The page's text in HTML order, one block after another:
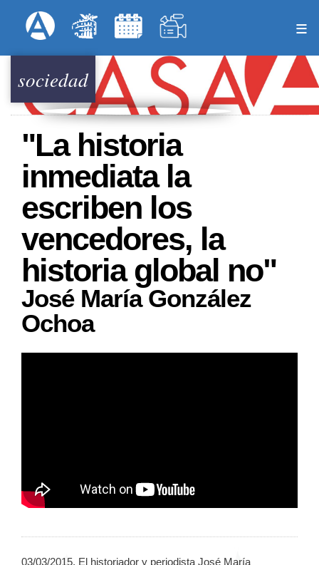
al
principal
Menú Superior
sociedad
"La historia
inmediata la
escriben los
vencedores, la
historia global no"
José María González
Ochoa
03/03/2015. El historiador y periodista José María